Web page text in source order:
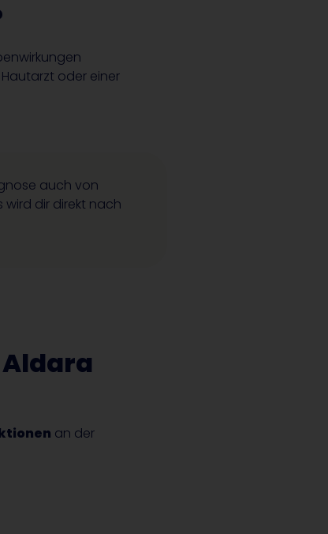
oder einer
auch von
wird dir direkt nach
an der